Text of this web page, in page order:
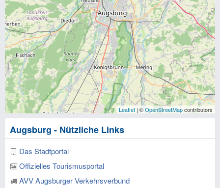
Leaflet | ©OpenStreetMapcontributors
Augsburg - Nützliche Links
Das Stadtportal
Offizielles Tourismusportal
AVV Augsburger Verkehrsverbund